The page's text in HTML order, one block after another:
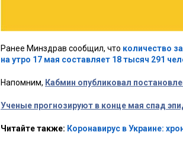
Ранее Минздрав сообщил, что количество
на утро 17 мая составляет 18 тысяч 291
Напомним, Кабмин опубликовал
Ученые прогнозируют в конце мая спад
Читайте также: Коронавирус в Украине: